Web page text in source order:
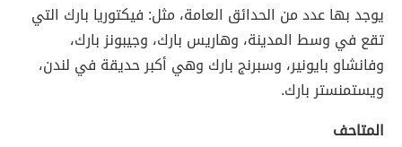
يوجد بها عدد من الحدائق العامة، مثل: فيكتوريا بارك التي
تقع في وسط المدينة، وهاريس بارك، وجيبونز بارك،
وفانشاو بايونير، وسبرنج بارك وهي أكبر حديقة في لندن،
ويستمنستر بارك.
المتاحف